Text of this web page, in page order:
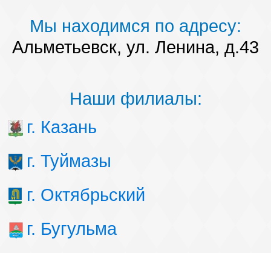
Мы находимся по адресу:
Альметьевск, ул. Ленина, д.43
Наши филиалы:
г. Казань
г. Туймазы
г. Октябрьский
г. Бугульма